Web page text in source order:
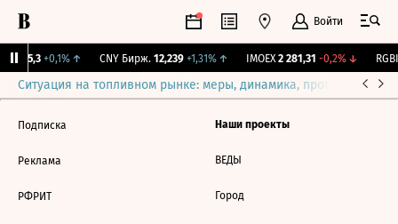
Войти
115,3 +0,1%↑ CNY Бирж. 12,239 +1,31%↑ IMOEX 2 281,31 -0,2%↓
Ситуация на топливном рынке: меры, динамика, прогнозы
Подписка
Реклама
РФРИТ
Наши проекты
ВЕДЫ
Город